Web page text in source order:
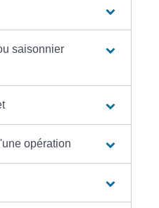
saisonnier
opération